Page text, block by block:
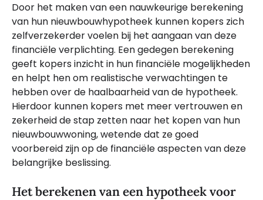
Door het maken van een nauwkeurige berekening
van hun nieuwbouwhypotheek kunnen kopers zich
zelfverzekerder voelen bij het aangaan van deze
financiële verplichting. Een gedegen berekening
geeft kopers inzicht in hun financiële mogelijkheden
en helpt hen om realistische verwachtingen te
hebben over de haalbaarheid van de hypotheek.
Hierdoor kunnen kopers met meer vertrouwen en
zekerheid de stap zetten naar het kopen van hun
nieuwbouwwoning, wetende dat ze goed
voorbereid zijn op de financiële aspecten van deze
belangrijke beslissing.
Het berekenen van een hypotheek voor